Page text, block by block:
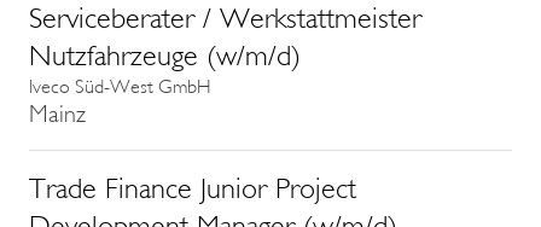
Serviceberater / Werkstattmeister
Nutzfahrzeuge (w/m/d)
Iveco Süd-West GmbH
Mainz
Trade Finance Junior Project